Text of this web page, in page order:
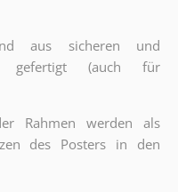
aus sicheren und
gefertigt (auch für
Rahmen werden als
des Posters in den